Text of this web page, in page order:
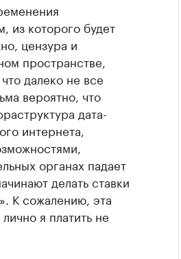
из которого будет
цензура и
пространстве,
далеко не все
вероятно, что
дата-
интернета,
органах падает
делать ставки
К сожалению, эта
я платить не